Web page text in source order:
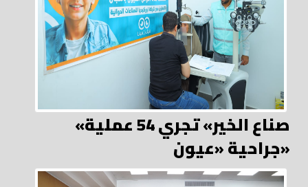
«صناع الخير» تجري 54 عملية
جراحية «عيون»